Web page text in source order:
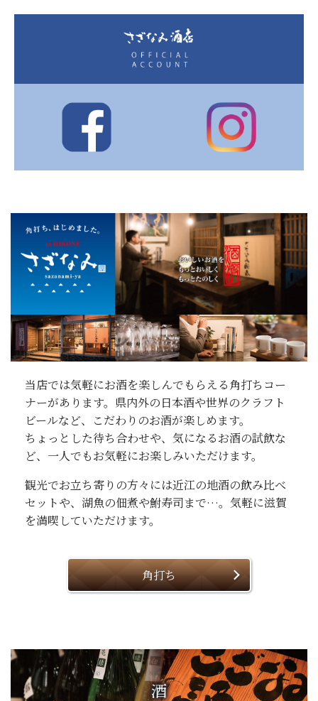
当店では気軽にお酒を楽しんでもらえる角打ちコー
ナーがあります。県内外の日本酒や世界のクラフト
ビールなど、こだわりのお酒が楽しめます。
ちょっとした待ち合わせや、気になるお酒の試飲な
ど、一人でもお気軽にお楽しみいただけます。
観光でお立ち寄りの方々には近江の地酒の飲み比べ
セットや、湖魚の佃煮や鮒寿司まで…。気軽に滋賀
を満喫していただけます。
角打ち